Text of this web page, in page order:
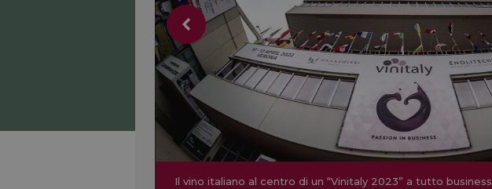
Il vino italiano al centro di un “Vinitaly 2023” a tutto business
Il vino italiano al centro di un “Vinitaly 2023” a tutto business